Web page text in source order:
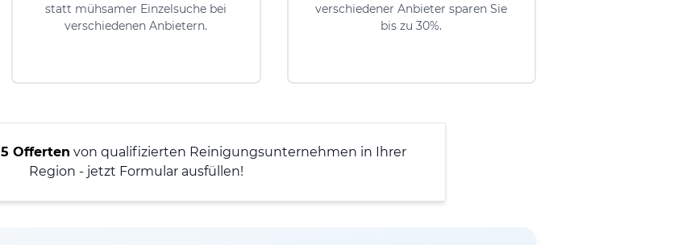
statt mühsamer Einzelsuche bei
verschiedenen Anbietern.
verschiedener Anbieter sparen Sie
bis zu 30%.
5 Offerten von qualifizierten Reinigungsunternehmen in Ihrer
Region - jetzt Formular ausfüllen!